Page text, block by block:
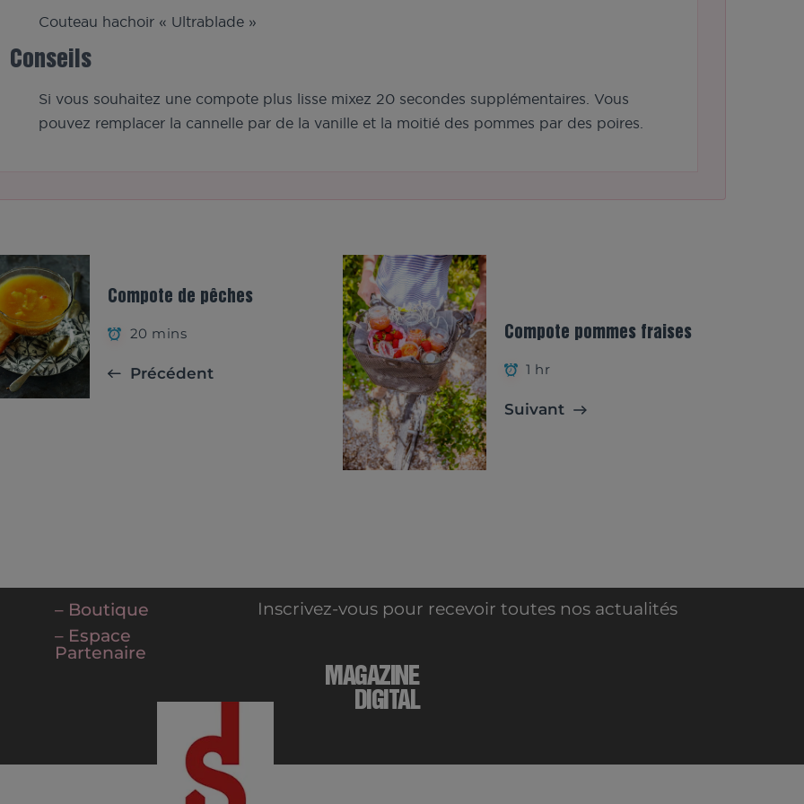
Couteau hachoir « Ultrablade »
Conseils
Si vous souhaitez une compote plus lisse mixez 20 secondes supplémentaires. Vous
pouvez remplacer la cannelle par de la vanille et la moitié des pommes par des poires.
Compote de pêches
20 mins
Précédent
Compote pommes fraises
1 hr
Suivant
– Boutique
– Espace
Partenaire
Inscrivez-vous pour recevoir toutes nos actualités
MAGAZINE
DIGITAL